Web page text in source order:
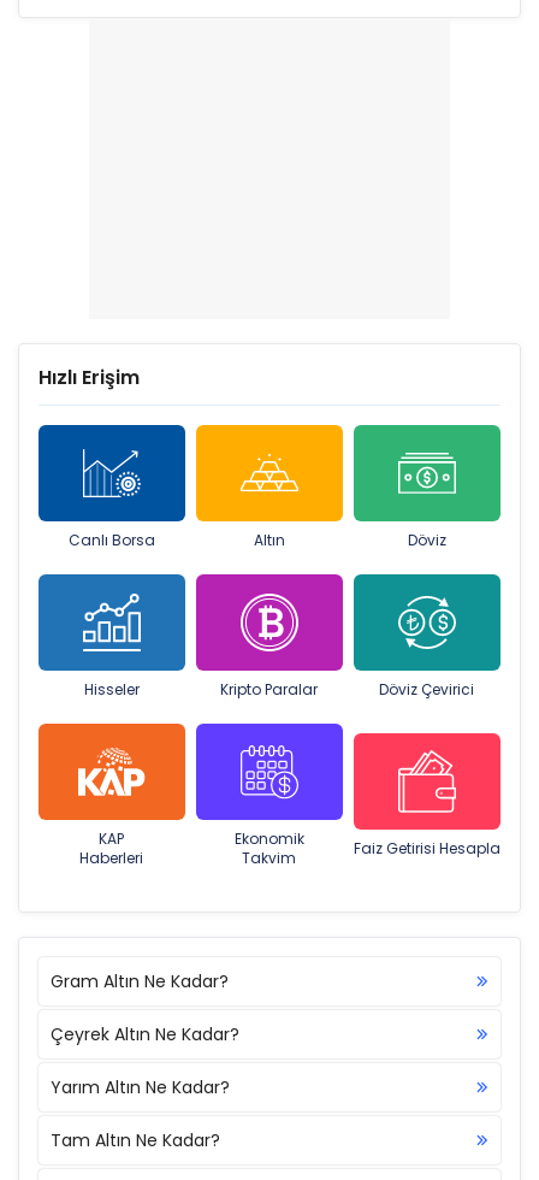
Hızlı Erişim
Canlı Borsa Altın Döviz
Hisseler Kripto Paralar Döviz Çevirici
KAP
Haberleri
Ekonomik
Takvim
Faiz Getirisi Hesapla
Gram Altın Ne Kadar?
Çeyrek Altın Ne Kadar?
Yarım Altın Ne Kadar?
Tam Altın Ne Kadar?